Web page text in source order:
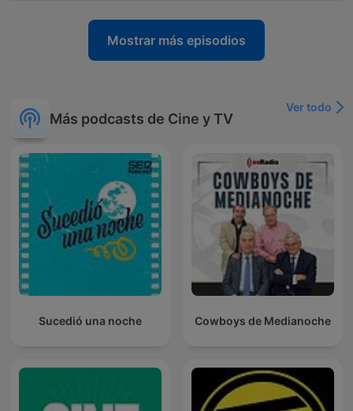
Mostrar más episodios
Más podcasts de Cine y TV
Ver todo
Sucedió una noche Cowboys de Medianoche